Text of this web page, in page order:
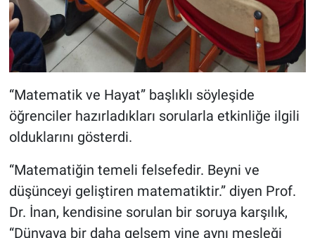
“Matematik ve Hayat” başlıklı söyleşide
öğrenciler hazırladıkları sorularla etkinliğe ilgili
olduklarını gösterdi.
“Matematiğin temeli felsefedir. Beyni ve
düşünceyi geliştiren matematiktir.” diyen Prof.
Dr. İnan, kendisine sorulan bir soruya karşılık,
“Dünyaya bir daha gelsem yine aynı mesleği